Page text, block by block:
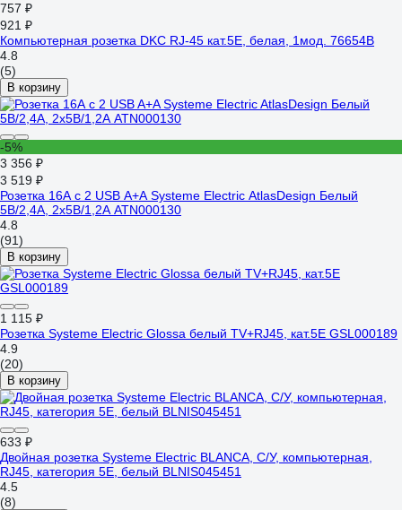
757 ₽
921 ₽
Компьютерная розетка DKC RJ-45 кат.5Е, белая, 1мод. 76654B
4.8
(5)
В корзину
-5%
3 356 ₽
3 519 ₽
Розетка 16А с 2 USB A+A Systeme Electric AtlasDesign Белый
5В/2,4А, 2х5В/1,2А ATN000130
4.8
(91)
В корзину
1 115 ₽
Розетка Systeme Electric Glossa белый TV+RJ45, кат.5E GSL000189
4.9
(20)
В корзину
633 ₽
Двойная розетка Systeme Electric BLANCA, С/У, компьютерная,
RJ45, категория 5E, белый BLNIS045451
4.5
(8)